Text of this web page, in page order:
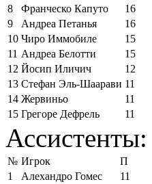
8
Франческо Капуто
16
9
Андреа Петанья
16
10 Чиро Иммобиле
15
11 Андреа Белотти
15
12 Йосип Иличич
12
13 Стефан Эль-Шаарави 11
14 Жервиньо
11
15 Грегоре Дефрель 11
Ассистенты:
№ Игрок
П
1
Алехандро Гомес
11